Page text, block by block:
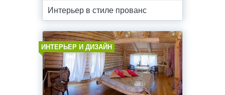
Интерьер в стиле прованс
ИНТЕРЬЕР И ДИЗАЙН